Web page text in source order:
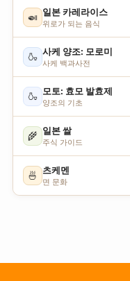
🍛 일본 카레라이스
위로가 되는 음식
🍶 사케 양조: 모로미
사케 백과사전
🍶 모토: 효모 발효제
양조의 기초
🌾 일본 쌀
주식 가이드
🍜 츠케멘
면 문화